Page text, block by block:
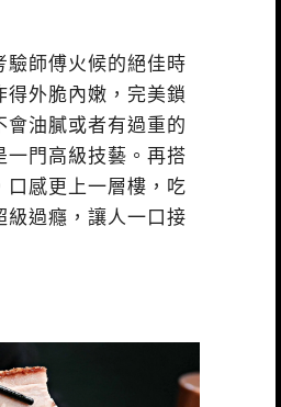
驗師傅火候的絕佳時
得外脆內嫩，完美鎖
會油膩或者有過重的
一門高級技藝。再搭
口感更上一層樓，吃
級過癮，讓人一口接